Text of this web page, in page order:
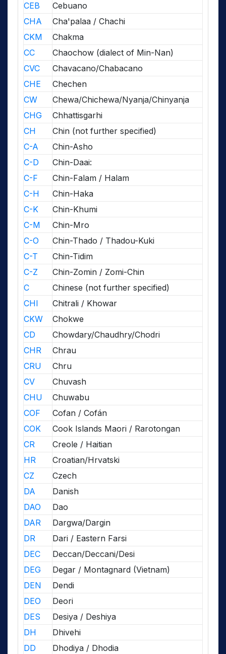
CEB
Cebuano
CHA
Cha'palaa / Chachi
CKM
Chakma
CC
Chaochow (dialect of Min-Nan)
CVC
Chavacano/Chabacano
CHE
Chechen
CW
Chewa/Chichewa/Nyanja/Chinyanja
CHG
Chhattisgarhi
CH
Chin (not further specified)
C-A
Chin-Asho
C-D
Chin-Daai:
C-F
Chin-Falam / Halam
C-H
Chin-Haka
C-K
Chin-Khumi
C-M
Chin-Mro
C-O
Chin-Thado / Thadou-Kuki
C-T
Chin-Tidim
C-Z
Chin-Zomin / Zomi-Chin
C
Chinese (not further specified)
CHI
Chitrali / Khowar
CKW
Chokwe
CD
Chowdary/Chaudhry/Chodri
CHR
Chrau
CRU
Chru
CV
Chuvash
CHU
Chuwabu
COF
Cofan / Cofán
COK
Cook Islands Maori / Rarotongan
CR
Creole / Haitian
HR
Croatian/Hrvatski
CZ
Czech
DA
Danish
DAO
Dao
DAR
Dargwa/Dargin
DR
Dari / Eastern Farsi
DEC
Deccan/Deccani/Desi
DEG
Degar / Montagnard (Vietnam)
DEN
Dendi
DEO
Deori
DES
Desiya / Deshiya
DH
Dhivehi
DD
Dhodiya / Dhodia